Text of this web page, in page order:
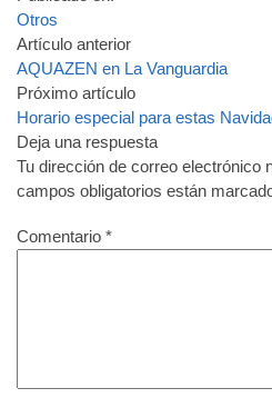
Otros
Artículo anterior
AQUAZEN en La Vanguardia
Próximo artículo
Horario especial para estas
Deja una respuesta
Tu dirección de correo electrónico
campos obligatorios están
Comentario *